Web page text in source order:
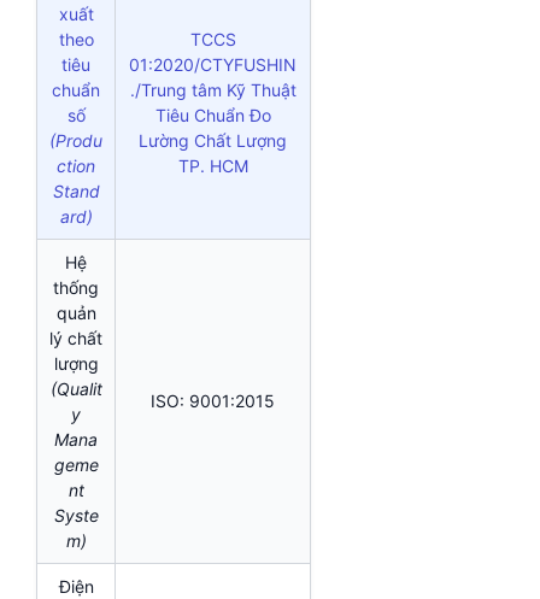
xuất
theo
tiêu
chuẩn
số
(Produ
ction
Stand
ard)
TCCS
01:2020/CTYFUSHIN
./Trung tâm Kỹ Thuật
Tiêu Chuẩn Đo
Lường Chất Lượng
TP. HCM
Hệ
thống
quản
lý chất
lượng
(Qualit
y
Mana
geme
nt
Syste
m)
ISO: 9001:2015
Điện